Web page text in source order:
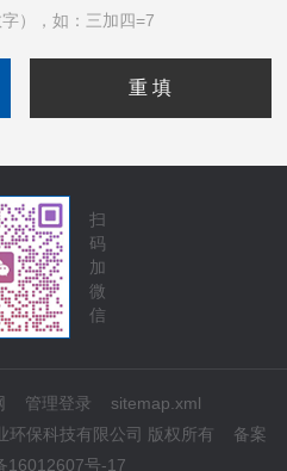
），如：三加四=7
扫
码
加
微
信
管理登录
sitemap.xml
保科技有限公司 版权所有 备案
16012607号-17